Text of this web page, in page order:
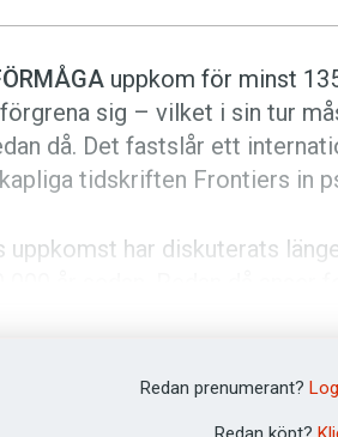
uppkom för minst
sig – vilket i sin tur
då. Det fastslår ett
tidskriften Frontiers in
har diskuterats
men därefter utvecklades till
Redan prenumerant?